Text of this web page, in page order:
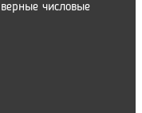
числовые